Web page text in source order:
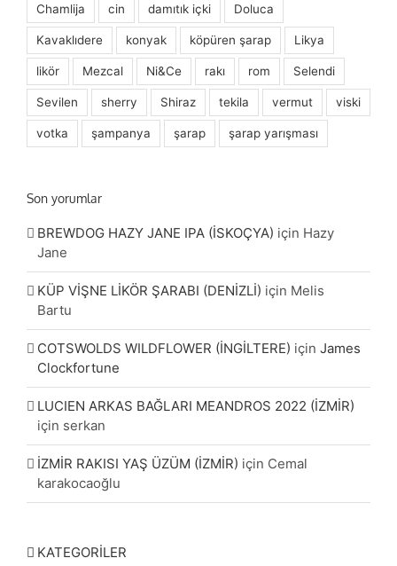
Chamlija cin damıtık içki Doluca
Kavaklıdere konyak köpüren şarap Likya
likör Mezcal Ni&Ce rakı rom Selendi
Sevilen sherry Shiraz tekila vermut viski
votka şampanya şarap şarap yarışması
Son yorumlar
BREWDOG HAZY JANE IPA (İSKOÇYA) için Hazy
Jane
KÜP VİŞNE LİKÖR ŞARABI (DENİZLİ) için Melis
Bartu
COTSWOLDS WILDFLOWER (İNGİLTERE) için James
Clockfortune
LUCIEN ARKAS BAĞLARI MEANDROS 2022 (İZMİR)
için serkan
İZMİR RAKISI YAŞ ÜZÜM (İZMİR) için Cemal
karakocaoğlu
KATEGORİLER